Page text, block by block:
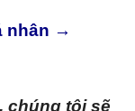
nhân →
chúng tôi sẽ